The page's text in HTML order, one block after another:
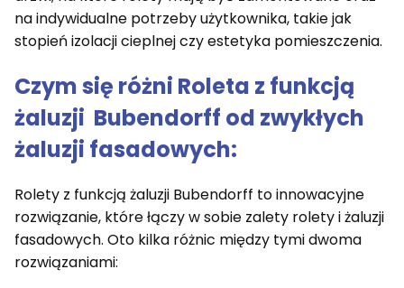
na indywidualne potrzeby użytkownika, takie jak
stopień izolacji cieplnej czy estetyka pomieszczenia.
Czym się różni Roleta z funkcją
żaluzji Bubendorff od zwykłych
żaluzji fasadowych:
Rolety z funkcją żaluzji Bubendorff to innowacyjne
rozwiązanie, które łączy w sobie zalety rolety i żaluzji
fasadowych. Oto kilka różnic między tymi dwoma
rozwiązaniami: